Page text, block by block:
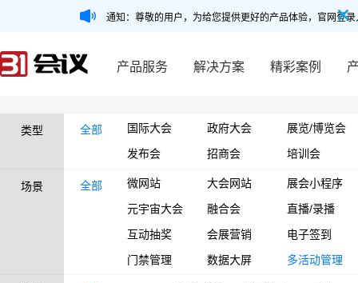
通知：尊敬的用户，为给您提供更好的产品体验，官网登
产品服务 解决方案 精彩案例
类型 全部 国际大会 政府大会
展览/博览会
发布会
招商会 培训会
场景 全部 微网站 大会网站
展会小程序
元宇宙大会
融合会
直播/录播
互动抽奖
会展营销
电子签到
门禁管理
数据大屏 多活动管理